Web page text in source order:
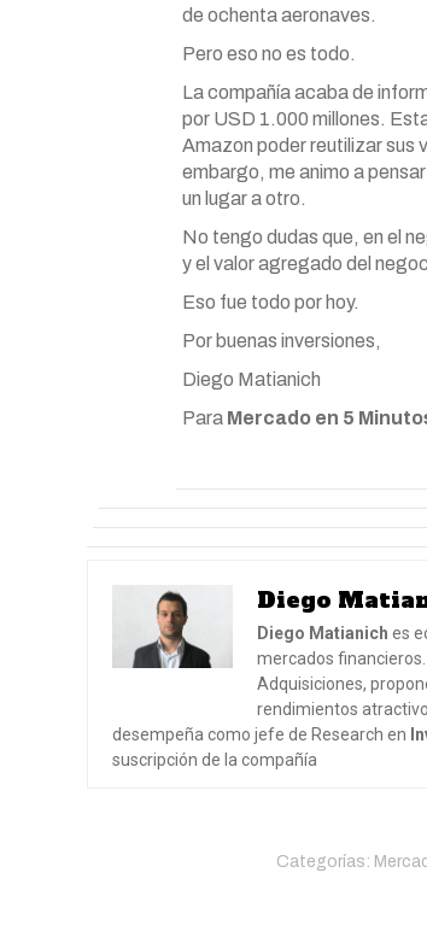
de ochenta aeronaves.
Pero eso no es todo.
La compañía acaba de
por USD 1.000 millones.
Amazon poder reutilizar sus
embargo, me animo a
un lugar a otro.
No tengo dudas que, en el
y el valor agregado del
Eso fue todo por hoy.
Por buenas inversiones,
Diego Matianich
Para Mercado en 5
Diego
Diego Matianich es
mercados
Adquisiciones,
rendimientos
desempeña como jefe de Research en
suscripción de la compañía
Categorías: